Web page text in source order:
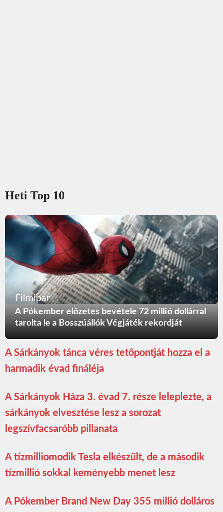
Heti Top 10
Filmipar
A Pókember előzetes bevétele 72 millió dollárral
tarolta le a Bosszúállók Végjáték rekordját
A Sárkányok tánca véres tetőpontját hozza el a
harmadik évad fináléja
A Sárkányok Háza 3. évad 7. része leleplezte, a
sárkányok elvesztése lesz a sorozat
legszívfacsaróbb pillanata
A tízmilliomodik Tesla elkészült, de a második
tízmillió sokkal keményebb menet lesz
A Pókember Brand New Day 355 millió dolláros